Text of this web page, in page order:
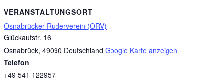
VERANSTALTUNGSORT
Osnabrücker Ruderverein (ORV)
Glückaufstr. 16
Osnabrück, 49090 Deutschland Google Karte anzeigen
Telefon
+49 541 122957